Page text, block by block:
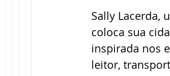
Sally Lacerda,
coloca sua
inspirada nos
leitor,